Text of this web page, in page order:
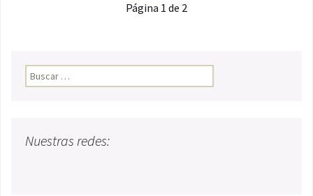
Página 1 de 2
Buscar:
Nuestras redes: